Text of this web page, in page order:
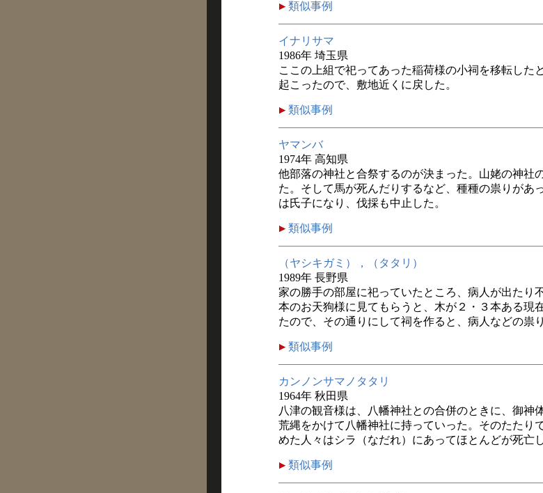
類似事例
イナリサマ
1986年 埼玉県
ここの上組で祀ってあった稲荷様の小祠を移転した
起こったので、敷地近くに戻した。
類似事例
ヤマンバ
1974年 高知県
他部落の神社と合祭するのが決まった。山姥の神社
た。そして馬が死んだりするなど、種種の祟りがあ
は氏子になり、伐採も中止した。
類似事例
（ヤシキガミ），（タタリ）
1989年 長野県
家の勝手の部屋に祀っていたところ、病人が出たり
本のお天狗様に見てもらうと、木が２・３本ある現
たので、その通りにして祠を作ると、病人などの祟
類似事例
カンノンサマノタタリ
1964年 秋田県
八津の観音様は、八幡神社との合併のときに、御神
荒縄をかけて八幡神社に持っていった。そのたたり
めた人々はシラ（なだれ）にあってほとんどが死亡し
類似事例